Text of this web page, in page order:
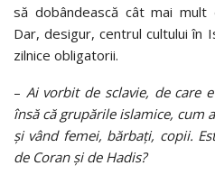
să dobândească cât mai mult
Dar, desigur, centrul cultului în
zilnice obligatorii.
– Ai vorbit de sclavie, de care
însă că grupările islamice, cum
și vând femei, bărbați, copii.
de Coran și de Hadis?